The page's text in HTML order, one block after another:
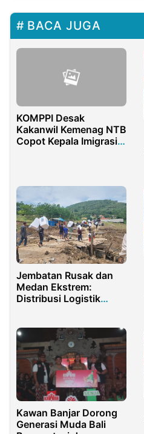
BACA JUGA
KOMPPI Desak
Kakanwil Kemenag NTB
Copot Kepala Imigrasi
Jembatan Rusak dan
Medan Ekstrem:
Distribusi Logistik
Kawan Banjar Dorong
Generasi Muda Bali